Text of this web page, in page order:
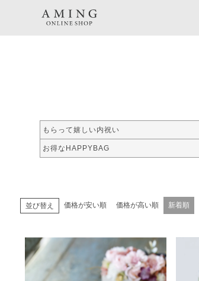
TOP 暮らし商品一覧
もらって嬉しい内祝い
お得なHAPPYBAG
並び替え 価格が安い順 価格が高い順 新着順